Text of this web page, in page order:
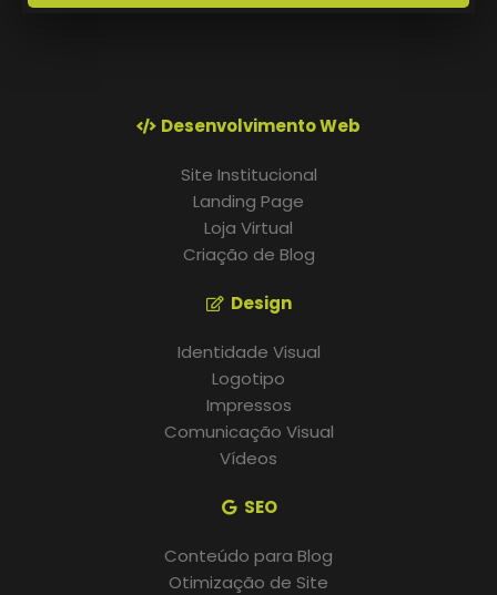
Desenvolvimento Web
Site Institucional
Landing Page
Loja Virtual
Criação de Blog
Design
Identidade Visual
Logotipo
Impressos
Comunicação Visual
Vídeos
SEO
Conteúdo para Blog
Otimização de Site